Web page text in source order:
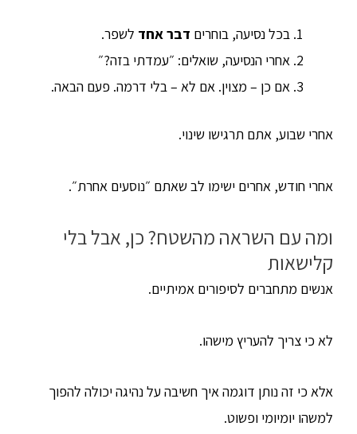
בכל נסיעה, בוחרים דבר אחד לשפר.
אחרי הנסיעה, שואלים: ״עמדתי בזה?״
אם כן – מצוין. אם לא – בלי דרמה. פעם הבאה.
אחרי שבוע, אתם תרגישו שינוי.
אחרי חודש, אחרים ישימו לב שאתם ״נוסעים אחרת״.
ומה עם השראה מהשטח? כן, אבל בלי
קלישאות
אנשים מתחברים לסיפורים אמיתיים.
לא כי צריך להעריץ מישהו.
אלא כי זה נותן דוגמה איך חשיבה על נהיגה יכולה להפוך
למשהו יומיומי ופשוט.